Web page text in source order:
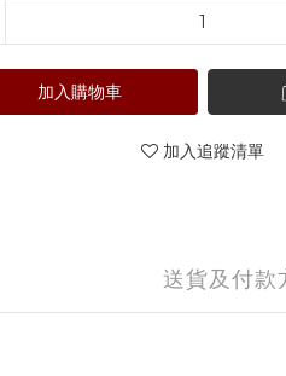
加入購物車
加入追蹤清單
送貨及付款